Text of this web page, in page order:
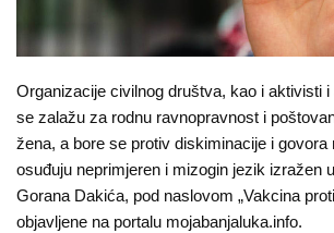
O
nama
Aktuelnosti
Mir
sa
Organizacije civilnog društva, kao i aktivisti
se zalažu za rodnu ravnopravnost i
žena, a bore se protiv diskiminacije i govora
osuđuju neprimjeren i mizogin jezik izražen
Gorana Dakića, pod naslovom „Vakcina
objavljene na portalu mojabanjaluka.info.